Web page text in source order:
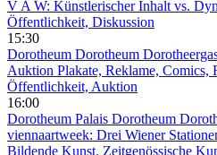
V A W: Künstlerischer Inhalt vs.
Öffentlichkeit, Diskussion
15:30
Dorotheum Dorotheum
Auktion Plakate, Reklame, Comics,
Öffentlichkeit, Auktion
16:00
Dorotheum Palais Dorotheum
viennaartweek: Drei Wiener
Bildende Kunst, Zeitgenössische